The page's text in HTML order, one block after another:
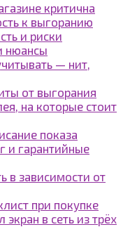
критична
к выгоранию
и риски
нюансы
— нит,
от выгорания
на которые стоит
показа
и гарантийные
в зависимости от
при покупке
в сеть из трёх